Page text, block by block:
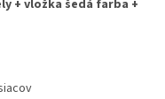
+ vložka šedá farba +